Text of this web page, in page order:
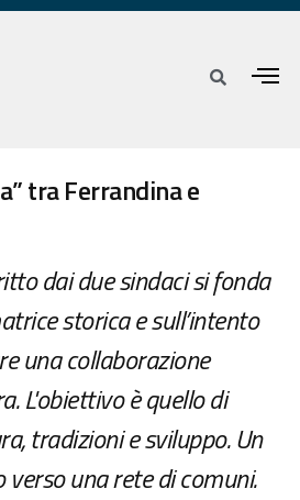
tra Ferrandina e
dai due sindaci si fonda
storica e sull’intento
una collaborazione
L'obiettivo è quello di
tradizioni e sviluppo. Un
una rete di comuni.